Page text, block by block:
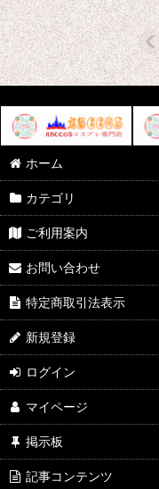
ホーム
カテゴリ
ご利用案内
お問い合わせ
特定商取引法表示
新規登録
ログイン
マイページ
掲示板
記事コンテンツ